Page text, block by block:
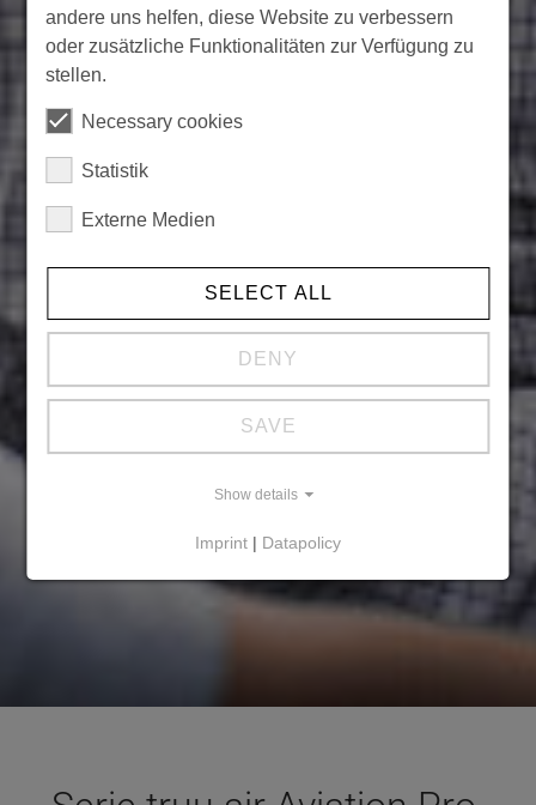
andere uns helfen, diese Website zu verbessern
oder zusätzliche Funktionalitäten zur Verfügung zu
stellen.
Necessary cookies
Statistik
Externe Medien
SELECT ALL
DENY
SAVE
Show details
Imprint | Datapolicy